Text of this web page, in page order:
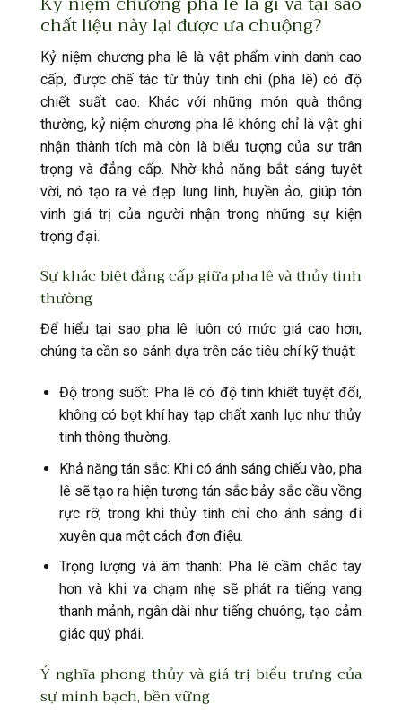
chất liệu này lại được ưa chuộng?
Kỷ niệm chương pha lê là vật phẩm vinh danh cao
cấp, được chế tác từ thủy tinh chì (pha lê) có độ
chiết suất cao. Khác với những món quà thông
thường, kỷ niệm chương pha lê không chỉ là vật ghi
nhận thành tích mà còn là biểu tượng của sự trân
trọng và đẳng cấp. Nhờ khả năng bắt sáng tuyệt
vời, nó tạo ra vẻ đẹp lung linh, huyền ảo, giúp tôn
vinh giá trị của người nhận trong những sự kiện
trọng đại.
Sự khác biệt đẳng cấp giữa pha lê và thủy tinh
thường
Để hiểu tại sao pha lê luôn có mức giá cao hơn,
chúng ta cần so sánh dựa trên các tiêu chí kỹ thuật:
Độ trong suốt: Pha lê có độ tinh khiết tuyệt đối,
không có bọt khí hay tạp chất xanh lục như thủy
tinh thông thường.
Khả năng tán sắc: Khi có ánh sáng chiếu vào, pha
lê sẽ tạo ra hiện tượng tán sắc bảy sắc cầu vồng
rực rỡ, trong khi thủy tinh chỉ cho ánh sáng đi
xuyên qua một cách đơn điệu.
Trọng lượng và âm thanh: Pha lê cầm chắc tay
hơn và khi va chạm nhẹ sẽ phát ra tiếng vang
thanh mảnh, ngân dài như tiếng chuông, tạo cảm
giác quý phái.
Ý nghĩa phong thủy và giá trị biểu trưng của
sự minh bạch, bền vững